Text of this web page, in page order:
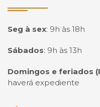
Seg à sex: 9h às 18h
Sábados: 9h às 13h
Domingos e feriados
haverá expediente